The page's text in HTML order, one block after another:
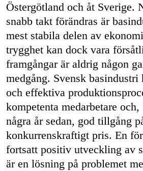
Östergötland och åt Sverige.
snabb takt förändras är
mest stabila delen av
trygghet kan dock vara
framgångar är aldrig någon
medgång. Svensk basindustri
och effektiva
kompetenta medarbetare
några år sedan, god tillgång
konkurrenskraftigt pris. En
fortsatt positiv utveckling av
är en lösning på problemet